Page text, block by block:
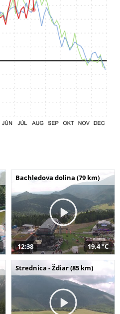
Bachledova dolina (79 km)
12:38 19,4 °C
Strednica - Ždiar (85 km)